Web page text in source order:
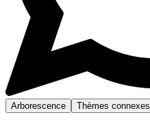
Arborescence Thèmes connexes